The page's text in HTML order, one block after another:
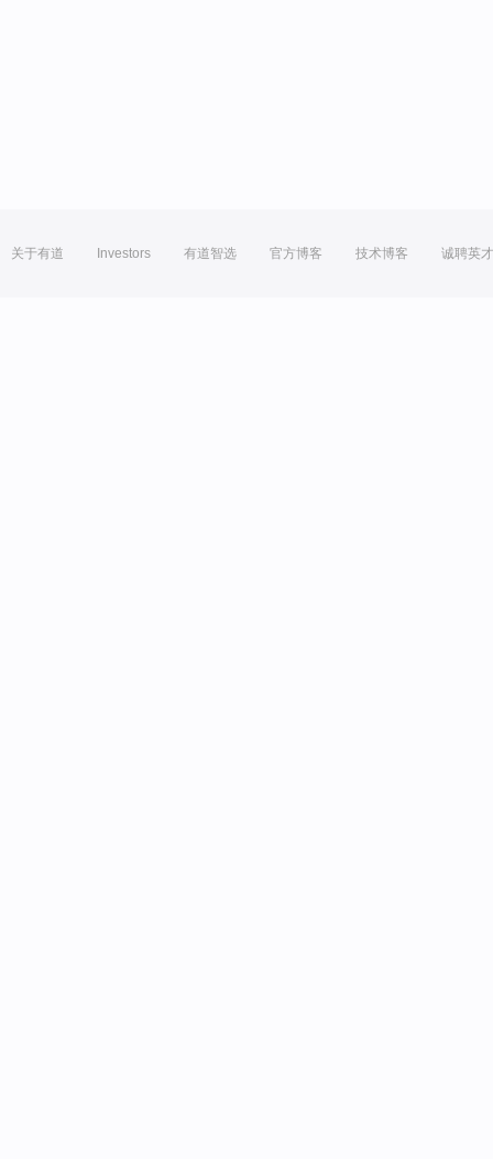
关于有道 Investors 有道智选 官方博客 技术博客 诚聘英才